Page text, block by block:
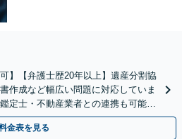
】【弁護士歴20年以上】遺産分割協
作成など幅広い問題に対応していま
定士・不動産業者との連携も可能。
ご相談ください
金表を見る